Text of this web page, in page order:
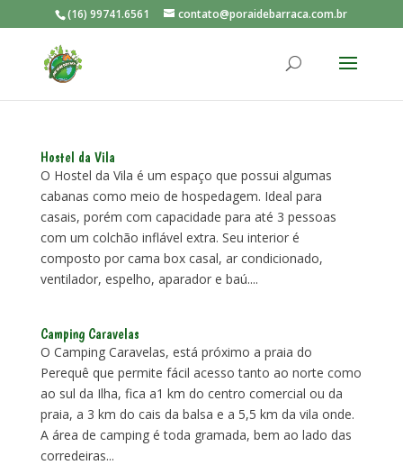
(16) 99741.6561 contato@poraidebarraca.com.br
Hostel da Vila
O Hostel da Vila é um espaço que possui algumas
cabanas como meio de hospedagem. Ideal para
casais, porém com capacidade para até 3 pessoas
com um colchão inflável extra. Seu interior é
composto por cama box casal, ar condicionado,
ventilador, espelho, aparador e baú....
Camping Caravelas
O Camping Caravelas, está próximo a praia do
Perequê que permite fácil acesso tanto ao norte como
ao sul da Ilha, fica a1 km do centro comercial ou da
praia, a 3 km do cais da balsa e a 5,5 km da vila onde.
A área de camping é toda gramada, bem ao lado das
corredeiras...